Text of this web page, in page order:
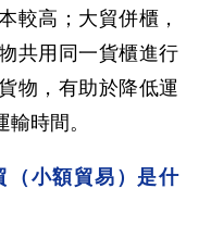
較高；大貿併櫃，
共用同一貨櫃進行
物，有助於降低運
時間。
（小額貿易）是什